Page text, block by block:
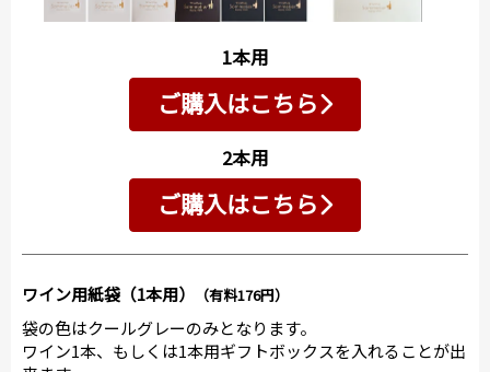
1本用
ご購入はこちら
2本用
ご購入はこちら
ワイン用紙袋（1本用） （有料176円）
袋の色はクールグレーのみとなります。
ワイン1本、もしくは1本用ギフトボックスを入れることが出